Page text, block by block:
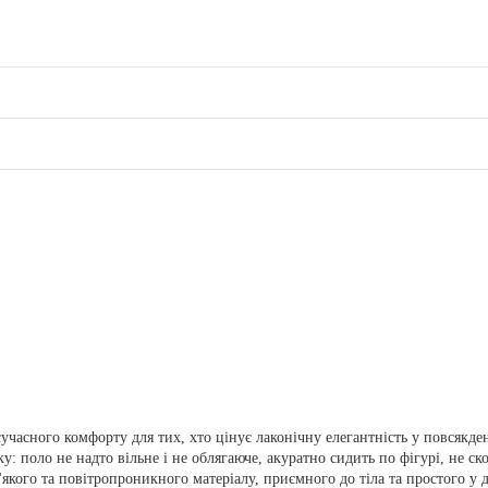
комфорту для тих, хто цінує лаконічну елегантність у
не надто вільне і не облягаюче, акуратно сидить по фігурі, не
та повітропроникного матеріалу, приємного до тіла та простого у